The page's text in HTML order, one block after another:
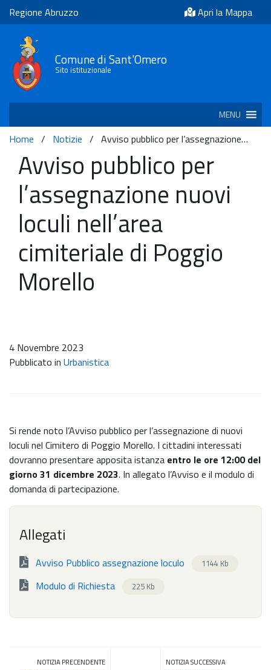
Regione Abruzzo Apri la Mappa
Comune di Sant'Omero
Sito istituzionale
MENU
Home / Notizie / Avviso pubblico per l’assegnazione…
Avviso pubblico per
l’assegnazione nuovi
loculi nell’area
cimiteriale di Poggio
Morello
4 Novembre 2023
Pubblicato in Urbanistica
Si rende noto l’Avviso pubblico per l’assegnazione di nuovi
loculi nel Cimitero di Poggio Morello. I cittadini interessati
dovranno presentare apposita istanza entro le ore 12:00 del
giorno 31 dicembre 2023. In allegato l’Avviso e il modulo di
domanda di partecipazione.
Allegati
Avviso Pubblico assegnazione loculo 1144 Kb
Modulo di Richiesta 225 Kb
NOTIZIA PRECENDENTE NOTIZIA SUCCESSIVA